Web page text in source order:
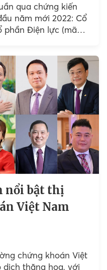
qua chứng kiến
năm mới 2022: Cổ
phần Điện lực (mã
Quốc Dân (mã
phiếu cho cổ đông...
nổi bật thị
Việt Nam
chứng khoán Việt
dịch thăng hoa, với